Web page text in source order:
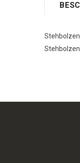
Stehbolzen
Stehbolzen